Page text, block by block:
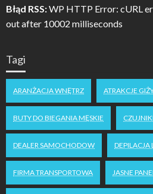
Błąd RSS:WP HTTP Error: cURL
out after 10002 milliseconds
Tagi
ARANŻACJA WNĘTRZ ATRAKCJE
BUTY DO BIEGANIA MĘSKIE
DEALER SAMOCHODOW DEPILACJA
FIRMA TRANSPORTOWA JASNE